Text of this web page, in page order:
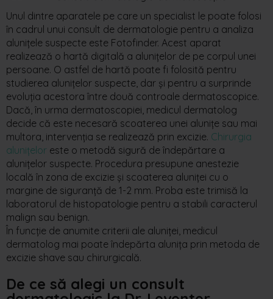
Unul dintre aparatele pe care un specialist le poate folosi
în cadrul unui consult de dermatologie pentru a analiza
alunițele suspecte este Fotofinder. Acest aparat
realizează o hartă digitală a alunițelor de pe corpul unei
persoane. O astfel de hartă poate fi folosită pentru
studierea alunițelor suspecte, dar și pentru a surprinde
evoluția acestora între două controale dermatoscopice.
Dacă în urma dermatoscopiei, medicul dermatolog
decide că este necesară scoaterea unei alunițe sau mai
multora, intervenția se realizează prin excizie. Chirurgia
alunițelor este o metodă sigură de îndepărtare a
alunițelor suspecte. Procedura presupune anestezie
locală în zona de excizie și scoaterea aluniței cu o
margine de siguranță de 1-2 mm. Proba este trimisă la
laboratorul de histopatologie pentru a stabili caracterul
malign sau benign.
În funcție de anumite criterii ale aluniței, medicul
dermatolog mai poate îndepărta alunița prin metoda de
excizie shave sau chirurgicală.
De ce să alegi un consult